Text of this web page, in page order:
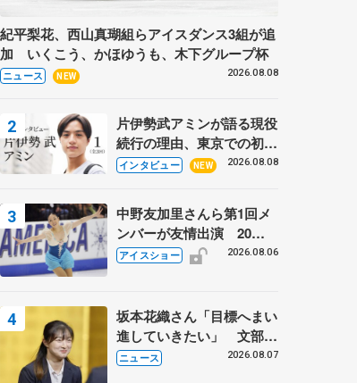
紀平梨花、西山真瑚組らアイスダンス3組が追
加 いくこう、かほゆうも、木下グループ杯
ニュース NEW 2026.08.08
片伊勢武アミンが語る現役
続行の理由、東京での初め
ての一人暮らし 注目スケ
インタビュー NEW 2026.08.08
中野友加里さんら第1回メ
ンバーが友情出演 20周
年の「フレンズオンアイ
アイスショー 2026.08.06
坂本花織さん「目標へまい
進していきたい」 文部科
学省スポーツ表彰式で代表
ニュース 2026.08.07